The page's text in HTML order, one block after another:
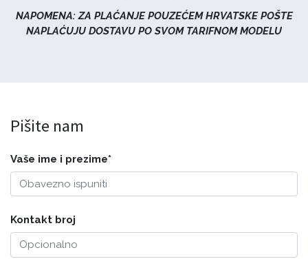
NAPOMENA: ZA PLAĆANJE POUZEĆEM HRVATSKE POŠTE
NAPLAĆUJU DOSTAVU PO SVOM TARIFNOM MODELU
Pišite nam
Vaše ime i prezime*
Kontakt broj